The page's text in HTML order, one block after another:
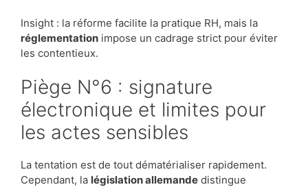
Insight : la réforme facilite la pratique RH, mais la
réglementation impose un cadrage strict pour éviter
les contentieux.
Piège N°6 : signature
électronique et limites pour
les actes sensibles
La tentation est de tout dématérialiser rapidement.
Cependant, la législation allemande distingue